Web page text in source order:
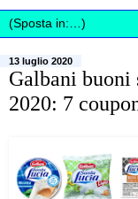
13 luglio 2020
Galbani buoni
2020: 7